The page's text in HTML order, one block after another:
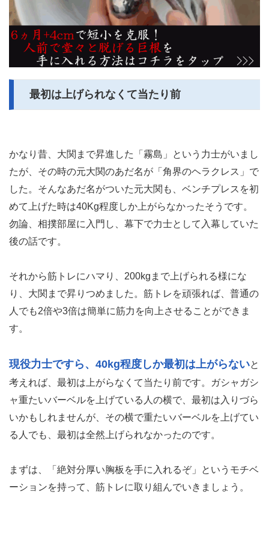
最初は上げられなくて当たり前
かなり昔、大関まで昇進した「霧島」という力士がいまし
たが、その時の元大関のあだ名が「角界のヘラクレス」で
した。そんなあだ名がついた元大関も、ベンチプレスを初
めて上げた時は40Kg程度しか上がらなかったそうです。
勿論、相撲部屋に入門し、幕下で力士として入幕していた
後の話です。
それから筋トレにハマり、200kgまで上げられる様にな
り、大関まで昇りつめました。筋トレを頑張れば、普通の
人でも2倍や3倍は簡単に筋力を向上させることができま
す。
現役力士ですら、40kg程度しか最初は上がらないと
考えれば、最初は上がらなくて当たり前です。ガシャガシ
ャ重たいバーベルを上げている人の横で、最初は入りづら
いかもしれませんが、その横で重たいバーベルを上げてい
る人でも、最初は全然上げられなかったのです。
まずは、「絶対分厚い胸板を手に入れるぞ」というモチベ
ーションを持って、筋トレに取り組んでいきましょう。